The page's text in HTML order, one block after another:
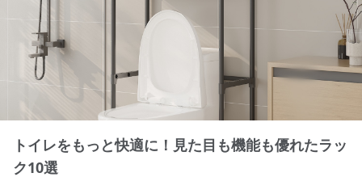
トイレをもっと快適に！見た目も機能も優れたラッ
ク10選